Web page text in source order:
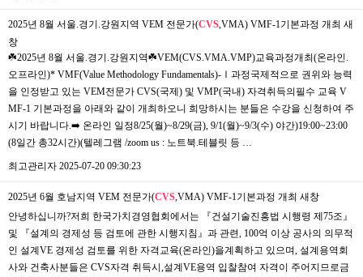
2025년 8월 서울.경기.강원지역 VEM 전문가(CVS ,VMA) VMF-1기본과정 개최 새
창
☘️2025년 8월 서울.경기.강원지역☘️VEM(CVS.VMA.VMP)교육과정개최(온라인.
오프라인)* VMF(Value Methodology Fundamentals)-Ⅰ과정국제적으로 권위와 능력
을 인정받고 있는 VEM전문가 CVS(국제) 및 VMP(국내) 자격취득의필수 교육 V
MF-1 기본과정을 아래와 같이 개최하오니 희망하시는 분들은 수강을 신청하여 주
시기 바랍니다.➡️ 온라인 일정8/25(월)~8/29(금), 9/1(월)~9/3(수) 야간)19:00~23:00
(8일간 총32시간)(텔레그램 /zoom us : 노트북.테블릿 등 …
최고관리자 2025-07-20 09:30:23
2025년 6월 호남지역 VEM 전문가(CVS ,VMA) VMF-1기본과정 개최 새창
안녕하십니까?저희 한국가치경영협회에서는 『건설기술진흥법 시행령 제75조』
및 『설계의 경제성 등 검토에 관한 시행지침』과 관련, 100억 이상 공사의 의무적
인 설계VE 경제성 검토를 위한 자격교육(온라인)을계획하고 있으며, 설계용역회
사와 건축사분들은 CVS자격 취득시,설계VE용역 입찰참여 자격이 주어지므로금